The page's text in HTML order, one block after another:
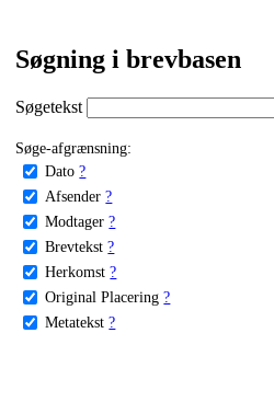
Søgning i brevbasen
Søgetekst
Søge-afgrænsning:
Dato ?
Afsender ?
Modtager ?
Brevtekst ?
Herkomst ?
Original Placering ?
Metatekst ?